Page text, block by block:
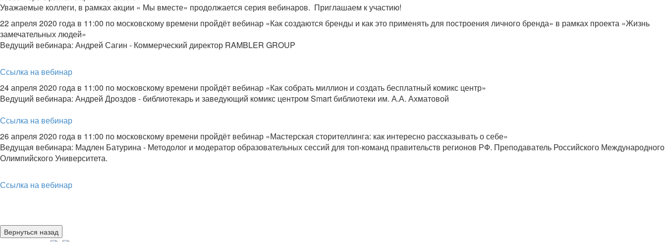
Уважаемые коллеги, в рамках акции « Мы вместе» продолжается серия вебинаров. Приглашаем к участию!
22 апреля 2020 года в 11:00 по московскому времени пройдёт вебинар «Как создаются бренды и как это применять для построения личного бренда» в рамках проекта «Жизнь
замечательных людей»
Ведущий вебинара: Андрей Сагин - Коммерческий директор RAMBLER GROUP
Ссылка на вебинар
24 апреля 2020 года в 11:00 по московскому времени пройдёт вебинар «Как собрать миллион и создать бесплатный комикс центр»
Ведущий вебинара: Андрей Дроздов - библиотекарь и заведующий комикс центром Smart библиотеки им. А.А. Ахматовой
Ссылка на вебинар
26 апреля 2020 года в 11:00 по московскому времени пройдёт вебинар «Мастерская сторителлинга: как интересно рассказывать о себе»
Ведущая вебинара: Мадлен Батурина - Методолог и модератор образовательных сессий для топ-команд правительств регионов РФ. Преподаватель Российского Международного
Олимпийского Университета.
Ссылка на вебинар